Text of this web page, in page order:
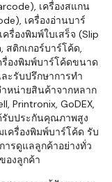
เครื่องสแกน
เครื่องอ่านบาร์
รื่องพิมพ์ใบเสร็จ (Slip
สติกเกอร์บาร์โค้ด,
องพิมพ์บาร์โค้ดขนาด
ะรับปรึกษาการทำ
หน่ายสินค้าจากหลาก
Printronix, GoDEX,
รับประกันคุณภาพสูง
ครื่องพิมพ์บาร์โค้ด รับ
ารดูแลลูกค้าอย่างทั่ว
องลูกค้า